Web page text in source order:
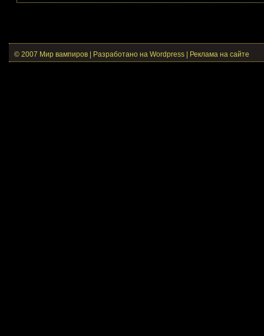
© 2007 Мир вампиров | Разработано на Wordpress | Реклама на сайте